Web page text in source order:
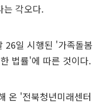
는 각오다.
26일 시행된 '가족돌봄
법률'에 따른 것이다.
온 '전북청년미래센터